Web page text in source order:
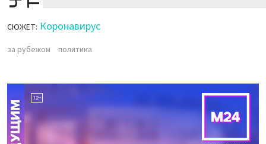
СЮЖЕТ: Коронавирус
за рубежом политика